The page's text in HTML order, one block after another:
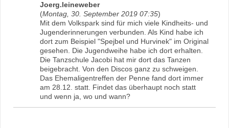
Joerg.leineweber
(Montag, 30. September 2019 07:35)
Mit dem Volkspark sind für mich viele Kindheits- und
Jugenderinnerungen verbunden. Als Kind habe ich
dort zum Beispiel "Spejbel und Hurvinek" im Original
gesehen. Die Jugendweihe habe ich dort erhalten.
Die Tanzschule Jacobi hat mir dort das Tanzen
beigebracht. Von den Discos ganz zu schweigen.
Das Ehemaligentreffen der Penne fand dort immer
am 28.12. statt. Findet das überhaupt noch statt
und wenn ja, wo und wann?